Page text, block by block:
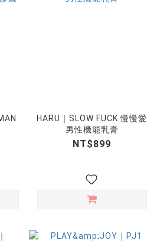
HARU｜SLOW FUCK 慢慢愛
男性機能乳膏
NT$899